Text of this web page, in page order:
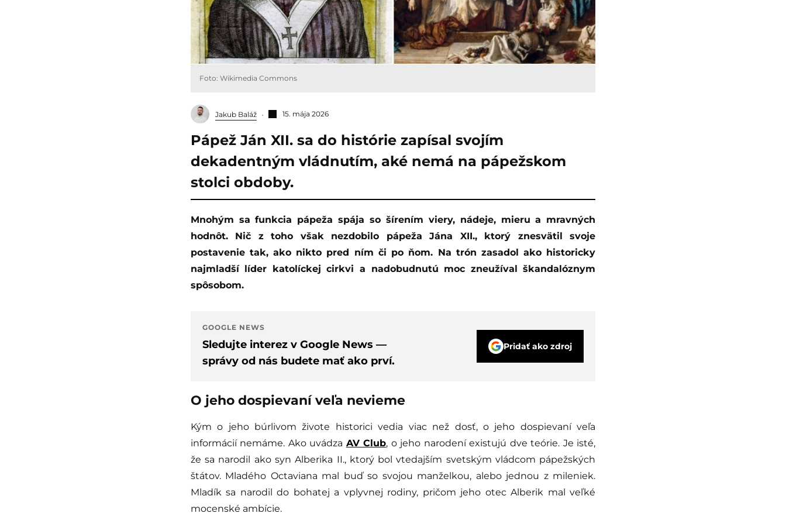
Foto: Wikimedia Commons
Jakub Baláž 15. mája 2026
Pápež Ján XII. sa do histórie zapísal svojím
dekadentným vládnutím, aké nemá na pápežskom
stolci obdoby.
Mnohým sa funkcia pápeža spája so šírením viery, nádeje, mieru a mravných
hodnôt. Nič z toho však nezdobilo pápeža Jána XII., ktorý znesvätil svoje
postavenie tak, ako nikto pred ním či po ňom. Na trón zasadol ako historicky
najmladší líder katolíckej cirkvi a nadobudnutú moc zneužíval škandalóznym
spôsobom.
GOOGLE NEWS
Sledujte interez v Google News —
správy od nás budete mať ako prví.
Pridať ako zdroj
O jeho dospievaní veľa nevieme
Kým o jeho búrlivom živote historici vedia viac než dosť, o jeho dospievaní veľa
informácií nemáme. Ako uvádza AV Club, o jeho narodení existujú dve teórie. Je isté,
že sa narodil ako syn Alberika II., ktorý bol vtedajším svetským vládcom pápežských
štátov. Mladého Octaviana mal buď so svojou manželkou, alebo jednou z mileniek.
Mladík sa narodil do bohatej a vplyvnej rodiny, pričom jeho otec Alberik mal veľké
mocenské ambície.